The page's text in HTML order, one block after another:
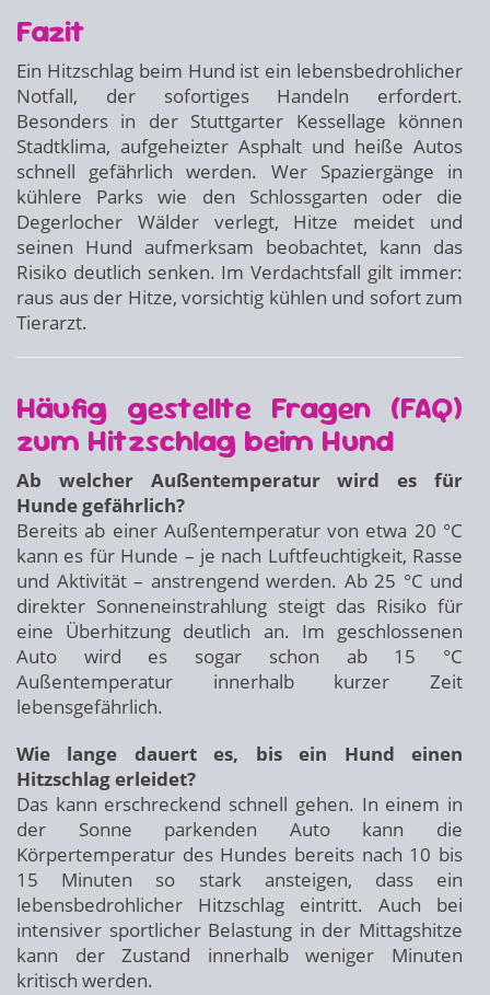
Fazit
Ein Hitzschlag beim Hund ist ein lebensbedrohlicher
Notfall, der sofortiges Handeln erfordert.
Besonders in der Stuttgarter Kessellage können
Stadtklima, aufgeheizter Asphalt und heiße Autos
schnell gefährlich werden. Wer Spaziergänge in
kühlere Parks wie den Schlossgarten oder die
Degerlocher Wälder verlegt, Hitze meidet und
seinen Hund aufmerksam beobachtet, kann das
Risiko deutlich senken. Im Verdachtsfall gilt immer:
raus aus der Hitze, vorsichtig kühlen und sofort zum
Tierarzt.
Häufig gestellte Fragen (FAQ)
zum Hitzschlag beim Hund
Ab welcher Außentemperatur wird es für
Hunde gefährlich?
Bereits ab einer Außentemperatur von etwa 20 °C
kann es für Hunde – je nach Luftfeuchtigkeit, Rasse
und Aktivität – anstrengend werden. Ab 25 °C und
direkter Sonneneinstrahlung steigt das Risiko für
eine Überhitzung deutlich an. Im geschlossenen
Auto wird es sogar schon ab 15 °C
Außentemperatur innerhalb kurzer Zeit
lebensgefährlich.
Wie lange dauert es, bis ein Hund einen
Hitzschlag erleidet?
Das kann erschreckend schnell gehen. In einem in
der Sonne parkenden Auto kann die
Körpertemperatur des Hundes bereits nach 10 bis
15 Minuten so stark ansteigen, dass ein
lebensbedrohlicher Hitzschlag eintritt. Auch bei
intensiver sportlicher Belastung in der Mittagshitze
kann der Zustand innerhalb weniger Minuten
kritisch werden.